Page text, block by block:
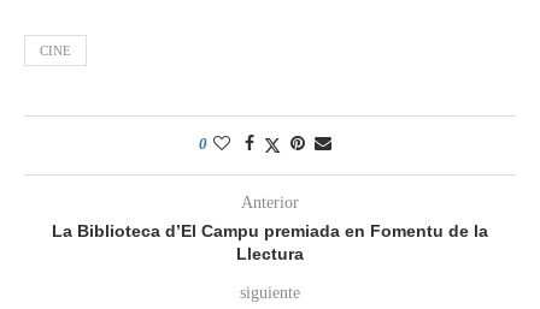
CINE
0
Anterior
La Biblioteca d’El Campu premiada en Fomentu de la
Llectura
siguiente